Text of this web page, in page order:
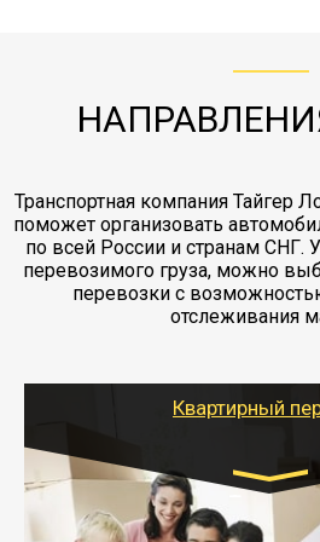
заканчивая выгрузкой в
Транспортная компания Тайгер
поможет организовать
по всей России и странам СНГ.
перевозимого груза, можно
перевозки с
отслеживания
Квартирный
Газель: 1,5 и 3